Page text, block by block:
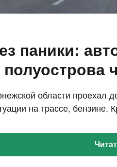
паники:
полуострова
области проехал
на трассе, бензине,